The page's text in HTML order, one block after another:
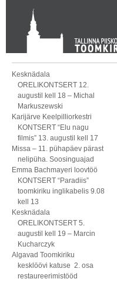
Toom-Kooli 6, 10130 TALLINN
tallinna.toom
+372 644 4140
Kesknädala
ORELIKONTSERT 12.
augustil kell 18 – Michal
Markuszewski
Karijärve Keelpilliorkestri
KONTSERT “Elu nagu
filmis” 13. augustil kell 17
Missa – 11. pühapäev pärast
nelipüha. Soosinguajad
Emma Bachmayeri loovtöö
KONTSERT “Paradiis”
toomkiriku inglikabelis 9.08
kell 13
Kesknädala
ORELIKONTSERT 5.
augustil kell 19 – Marcin
Kucharczyk
Algavad Toomkiriku
kesklöövi katuse 2. osa
restaureerimistööd